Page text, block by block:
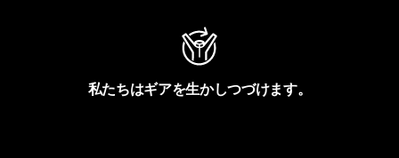
私たちはギアを生かしつづけます。